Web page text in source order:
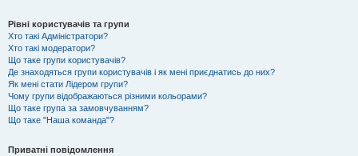
Рівні користувачів та групи
Хто такі Адміністратори?
Хто такі модератори?
Що таке групи користувачів?
Де знаходяться групи користувачів і як мені приєднатись до них?
Як мені стати Лідером групи?
Чому групи відображаються різними кольорами?
Що таке група за замовчуванням?
Що таке "Наша команда"?
Приватні повідомлення